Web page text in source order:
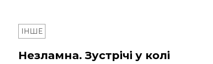
ІНШЕ
Незламна. Зустрічі у колі